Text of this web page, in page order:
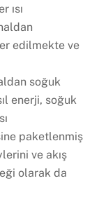
ısı
edilmekte ve
soğuk
enerji, soğuk
paketlenmiş
ve akış
olarak da